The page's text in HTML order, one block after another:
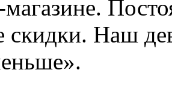
магазине.
скидки. Наш